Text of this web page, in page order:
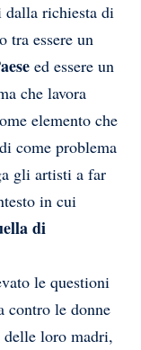
richiesta di
tra essere un
ed essere un
che lavora
elemento che
come problema
gli artisti a far
in cui
di
le questioni
contro le donne
loro madri,